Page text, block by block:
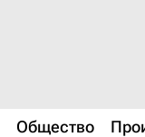
Общество